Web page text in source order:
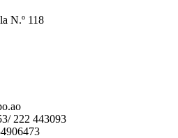
N.º 118
222 443093